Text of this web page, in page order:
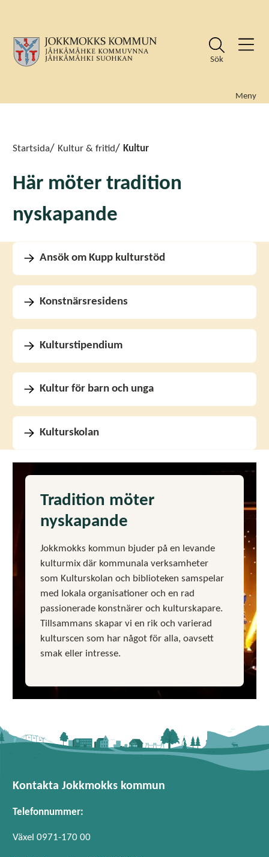
Sök
Meny
Startsida Kultur & fritid Kultur
Här möter tradition
nyskapande
Ansök om Kupp kulturstöd
Konstnärsresidens
Kulturstipendium
Kultur för barn och unga
Kulturskolan
Tradition möter
nyskapande
Jokkmokks kommun bjuder på en levande
kulturmix där kommunala verksamheter
som Kulturskolan och biblioteken samspelar
med lokala organisationer och en rad
passionerade konstnärer och kulturskapare.
Tillsammans skapar vi en rik och varierad
kulturscen som har något för alla, oavsett
smak eller intresse.
Kontakta Jokkmokks kommun
Telefonnummer:
Växel 0971-170 00